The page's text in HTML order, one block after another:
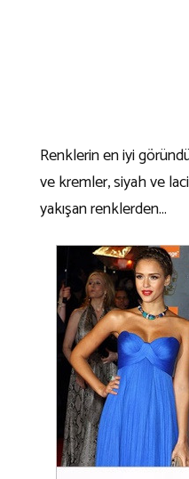
Renklerin en iyi
ve kremler, siyah ve
yakışan renklerden...